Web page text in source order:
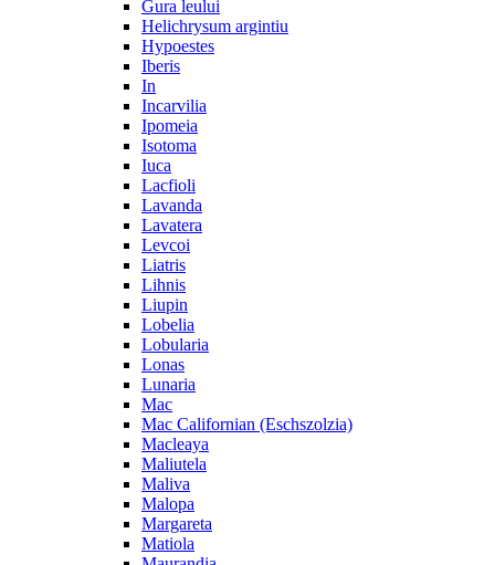
Gura leului
Helichrysum argintiu
Hypoestes
Iberis
In
Incarvilia
Ipomeia
Isotoma
Iuca
Lacfioli
Lavanda
Lavatera
Levcoi
Liatris
Lihnis
Liupin
Lobelia
Lobularia
Lonas
Lunaria
Mac
Mac Californian (Eschszolzia)
Macleaya
Maliutela
Maliva
Malopa
Margareta
Matiola